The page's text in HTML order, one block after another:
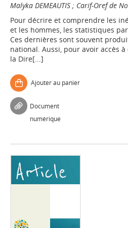
Malyka DEMEAUTIS ; Carif-Oref de
Pour décrire et comprendre les
et les hommes, les statistiques
Ces dernières sont souvent
national. Aussi, pour avoir accès
la Dire[...]
Ajouter au panier
Document
numérique